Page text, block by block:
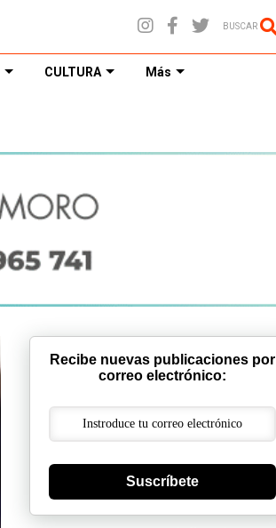
BUSCAR
CULTURA Más
Recibe nuevas publicaciones por
correo electrónico:
Suscríbete